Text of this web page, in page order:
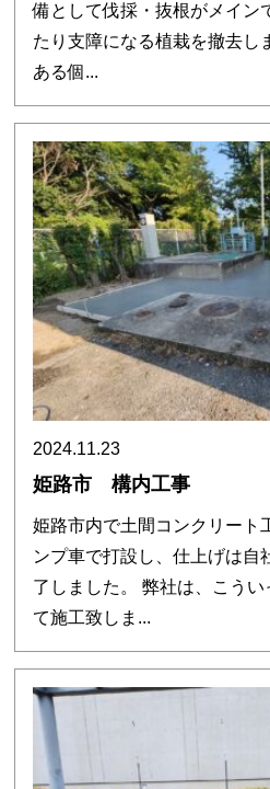
備として伐採・抜根がメイン
たり支障になる植栽を撤去し
ある個...
2024.11.23
姫路市 構内工事
姫路市内で土間コンクリート
ンプ車で打設し、仕上げは自
了しました。 弊社は、こう
て施工致しま...